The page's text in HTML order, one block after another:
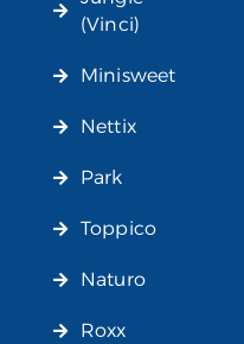
(Vinci)
Minisweet
Nettix
Park
Toppico
Naturo
Roxx